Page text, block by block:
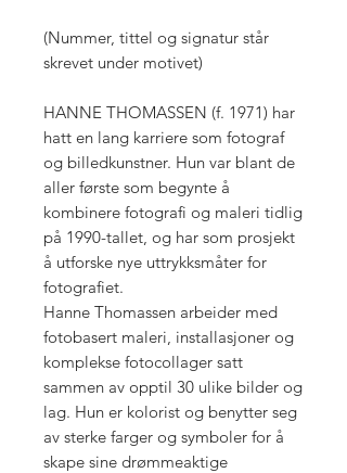
(Nummer, tittel og signatur står
skrevet under motivet)
HANNE THOMASSEN (f. 1971) har
hatt en lang karriere som fotograf
og billedkunstner. Hun var blant de
aller første som begynte å
kombinere fotografi og maleri tidlig
på 1990-tallet, og har som prosjekt
å utforske nye uttrykksmåter for
fotografiet.
Hanne Thomassen arbeider med
fotobasert maleri, installasjoner og
komplekse fotocollager satt
sammen av opptil 30 ulike bilder og
lag. Hun er kolorist og benytter seg
av sterke farger og symboler for å
skape sine drømmeaktige